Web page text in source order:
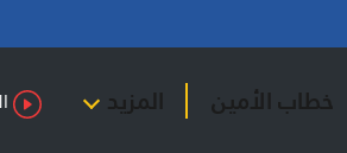
خطاب الأمين المزيد